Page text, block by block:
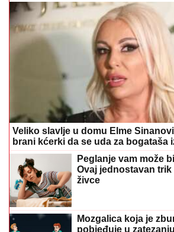
Veliko slavlje u domu Elme
brani kćerki da se uda za bogataša
Peglanje vam može
Ovaj jednostavan
živce
Mozgalica koja je
pobjeđuje u